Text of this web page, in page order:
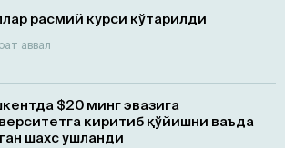
расмий курси кўтарилди
аввал
$20 минг эвазига
киритиб қўйишни ваъда
шахс ушланди